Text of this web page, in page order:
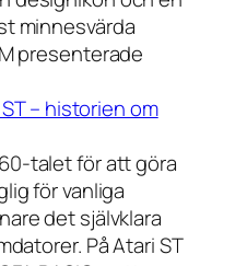
minnesvärda
presenterade
– historien om
talet för att göra
för vanliga
det självklara
På Atari ST